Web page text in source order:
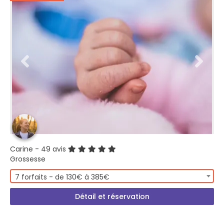
Carine - 49 avis
Grossesse
7 forfaits - de 130€ à 385€
Détail et réservation